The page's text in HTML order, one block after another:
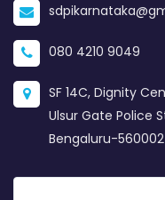
080 4210 9049
SF 14C, Dignity
Ulsur Gate Police
Bengaluru-560002